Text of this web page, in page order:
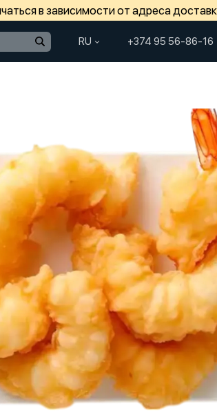
в зависимости от адреса
RU +374 95 56-86-16